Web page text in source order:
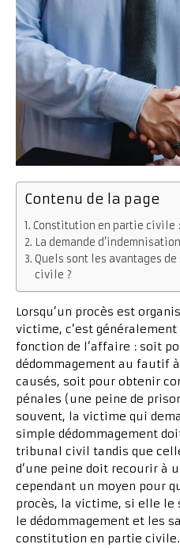
Contenu de la page
Constitution en partie civile
La demande
Quels sont les avantages
civile ?
Lorsqu’un procès est
victime, c’est
fonction de l’affaire : soit
dédommagement au fautif
causés, soit pour obtenir
pénales (une peine de
souvent, la victime qui
simple dédommagement
tribunal civil tandis que
d’une peine doit recourir à
cependant un moyen pour
procès, la victime, si elle le
le dédommagement et les
constitution en partie civile.